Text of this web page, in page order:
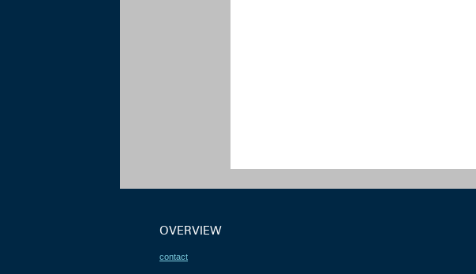
OVERVIEW
contact